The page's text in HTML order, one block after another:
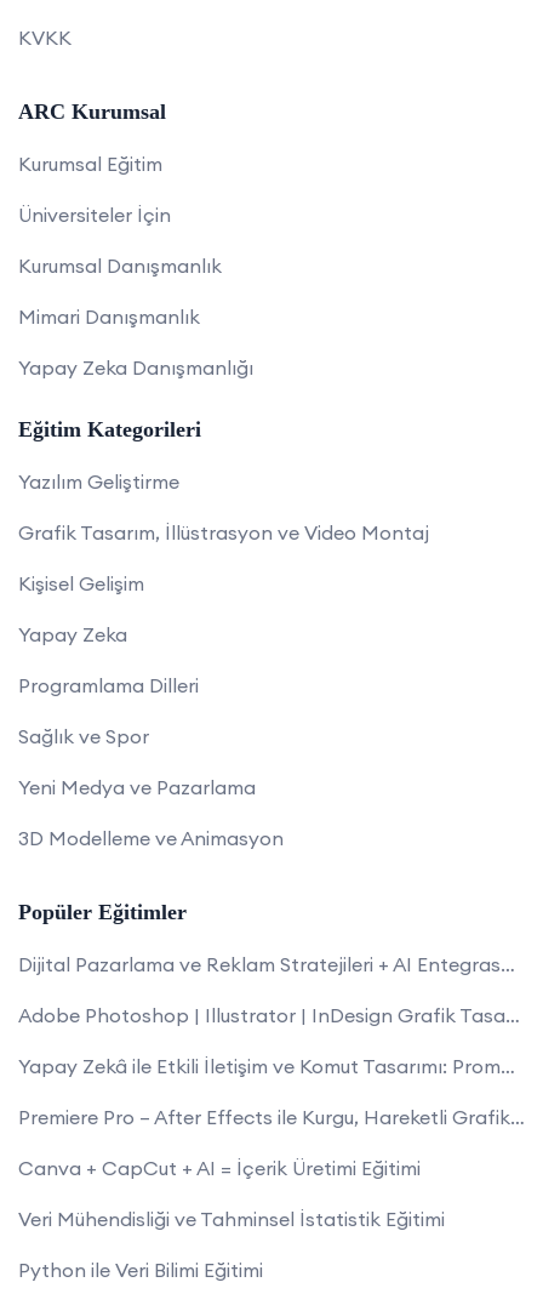
KVKK
ARC Kurumsal
Kurumsal Eğitim
Üniversiteler İçin
Kurumsal Danışmanlık
Mimari Danışmanlık
Yapay Zeka Danışmanlığı
Eğitim Kategorileri
Yazılım Geliştirme
Grafik Tasarım, İllüstrasyon ve Video Montaj
Kişisel Gelişim
Yapay Zeka
Programlama Dilleri
Sağlık ve Spor
Yeni Medya ve Pazarlama
3D Modelleme ve Animasyon
Popüler Eğitimler
Dijital Pazarlama ve Reklam Stratejileri + AI Entegrasyonu
Adobe Photoshop | Illustrator | InDesign Grafik Tasarım Uzmanlığı Eğitimi
Yapay Zekâ ile Etkili İletişim ve Komut Tasarımı: Prompt Mühendisliği Eğitimi
Premiere Pro – After Effects ile Kurgu, Hareketli Grafik ve Video Editörlüğü
Canva + CapCut + AI = İçerik Üretimi Eğitimi
Veri Mühendisliği ve Tahminsel İstatistik Eğitimi
Python ile Veri Bilimi Eğitimi